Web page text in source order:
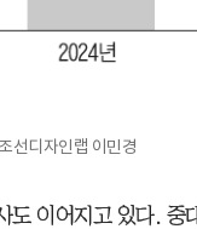
선디자인랩 이민경
도 이어지고 있다. 중